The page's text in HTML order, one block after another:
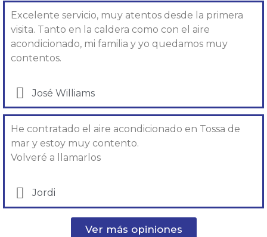
Excelente servicio, muy atentos desde la primera
visita. Tanto en la caldera como con el aire
acondicionado, mi familia y yo quedamos muy
contentos.
José Williams
He contratado el aire acondicionado en Tossa de
mar y estoy muy contento.
Volveré a llamarlos
Jordi
Ver más opiniones